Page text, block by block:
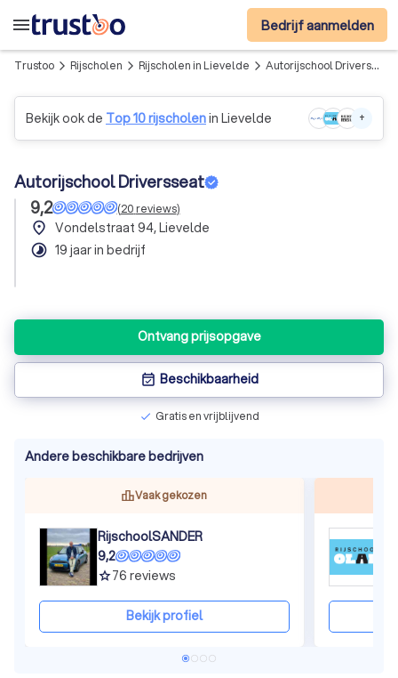
menu Bedrijf aanmelden
Trustoo arrow_forward_ios Rijscholen arrow_forward_ios Rijscholen in Lievelde arrow_forward_ios Autorijschool Driversseat
Bekijk ook de Top 10 rijscholenin Lievelde +
Autorijschool Driversseat
9,2
(20reviews)
place Vondelstraat 94, Lievelde
timelapse 19 jaar in bedrijf
Ontvang prijsopgave
event_available Beschikbaarheid
check Gratis en vrijblijvend
Andere beschikbare bedrijven
Vaak gekozen
RijschoolSANDER
9,2
grade76 reviews
Bekijk profiel